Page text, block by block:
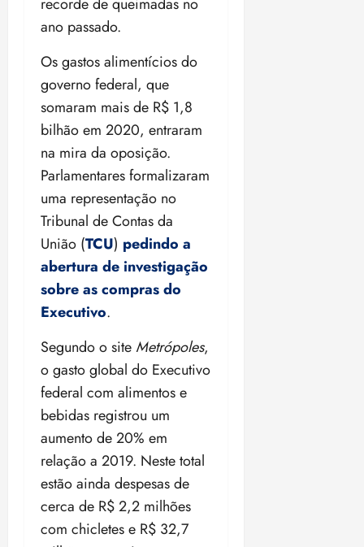
recorde de queimadas no
ano passado.
Os gastos alimentícios do
governo federal, que
somaram mais de R$ 1,8
bilhão em 2020, entraram
na mira da oposição.
Parlamentares formalizaram
uma representação no
Tribunal de Contas da
União (TCU) pedindo a
abertura de investigação
sobre as compras do
Executivo.
Segundo o siteMetrópoles,
o gasto global do Executivo
federal com alimentos e
bebidas registrou um
aumento de 20% em
relação a 2019. Neste total
estão ainda despesas de
cerca de R$ 2,2 milhões
com chicletes e R$ 32,7